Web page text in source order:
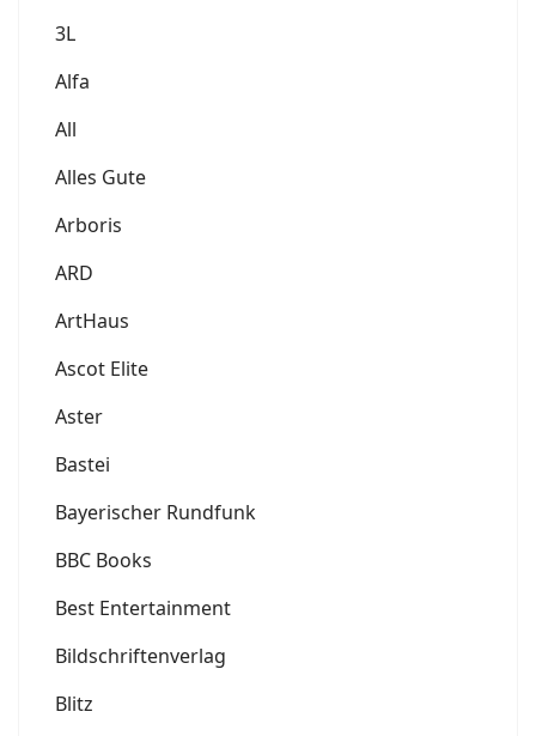
3L
Alfa
All
Alles Gute
Arboris
ARD
ArtHaus
Ascot Elite
Aster
Bastei
Bayerischer Rundfunk
BBC Books
Best Entertainment
Bildschriftenverlag
Blitz